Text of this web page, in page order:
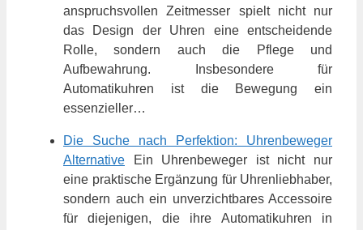
anspruchsvollen Zeitmesser spielt nicht nur
das Design der Uhren eine entscheidende
Rolle, sondern auch die Pflege und
Aufbewahrung. Insbesondere für
Automatikuhren ist die Bewegung ein
essenzieller…
Die Suche nach Perfektion: Uhrenbeweger
Alternative Ein Uhrenbeweger ist nicht nur
eine praktische Ergänzung für Uhrenliebhaber,
sondern auch ein unverzichtbares Accessoire
für diejenigen, die ihre Automatikuhren in